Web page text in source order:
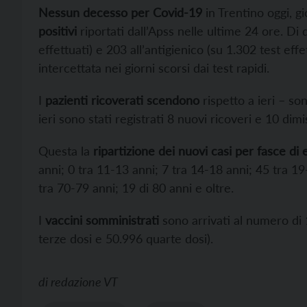
Nessun decesso per Covid-19 in Trentino oggi,
positivi riportati dall’Apss nelle ultime 24 ore.
effettuati) e 203 all’antigienico (su 1.302 test
intercettata nei giorni scorsi dai test rapidi.
I pazienti ricoverati scendono rispetto a ieri –
ieri sono stati registrati 8 nuovi ricoveri e 10
Questa la ripartizione dei nuovi casi per fasce di
anni; 0 tra 11-13 anni; 7 tra 14-18 anni; 45 tra
tra 70-79 anni; 19 di 80 anni e oltre.
I vaccini somministrati sono arrivati al numero di
terze dosi e 50.996 quarte dosi).
di redazione VT